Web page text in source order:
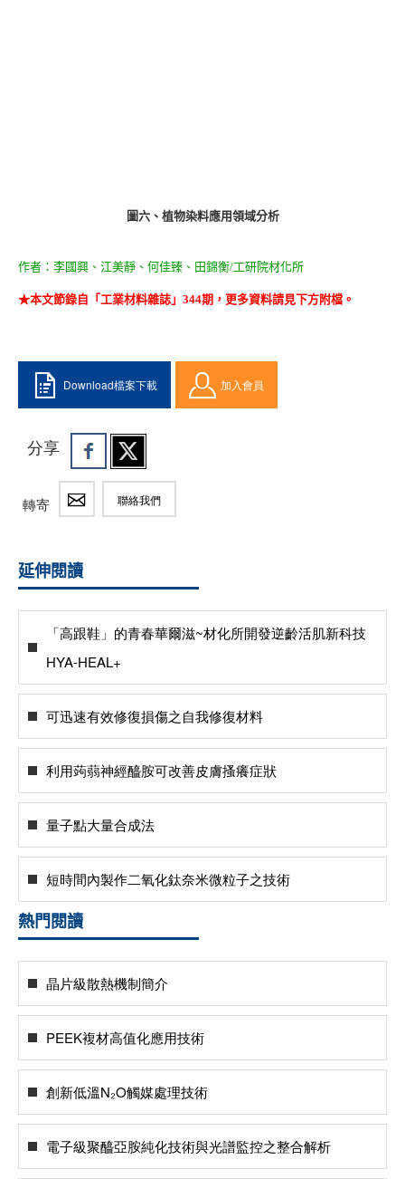
圖六、植物染料應用領域分析
作者：李國興、江美靜、何佳臻、田錦衡/工研院材化所
★本文節錄自「工業材料雜誌」344期，更多資料請見下方附檔。
Download檔案下載 加入會員
分享
轉寄 聯絡我們
延伸閱讀
「高跟鞋」的青春華爾滋~材化所開發逆齡活肌新科技
HYA-HEAL+
可迅速有效修復損傷之自我修復材料
利用蒟蒻神經醯胺可改善皮膚搔癢症狀
量子點大量合成法
短時間內製作二氧化鈦奈米微粒子之技術
熱門閱讀
晶片級散熱機制簡介
PEEK複材高值化應用技術
創新低溫N₂O觸媒處理技術
電子級聚醯亞胺純化技術與光譜監控之整合解析